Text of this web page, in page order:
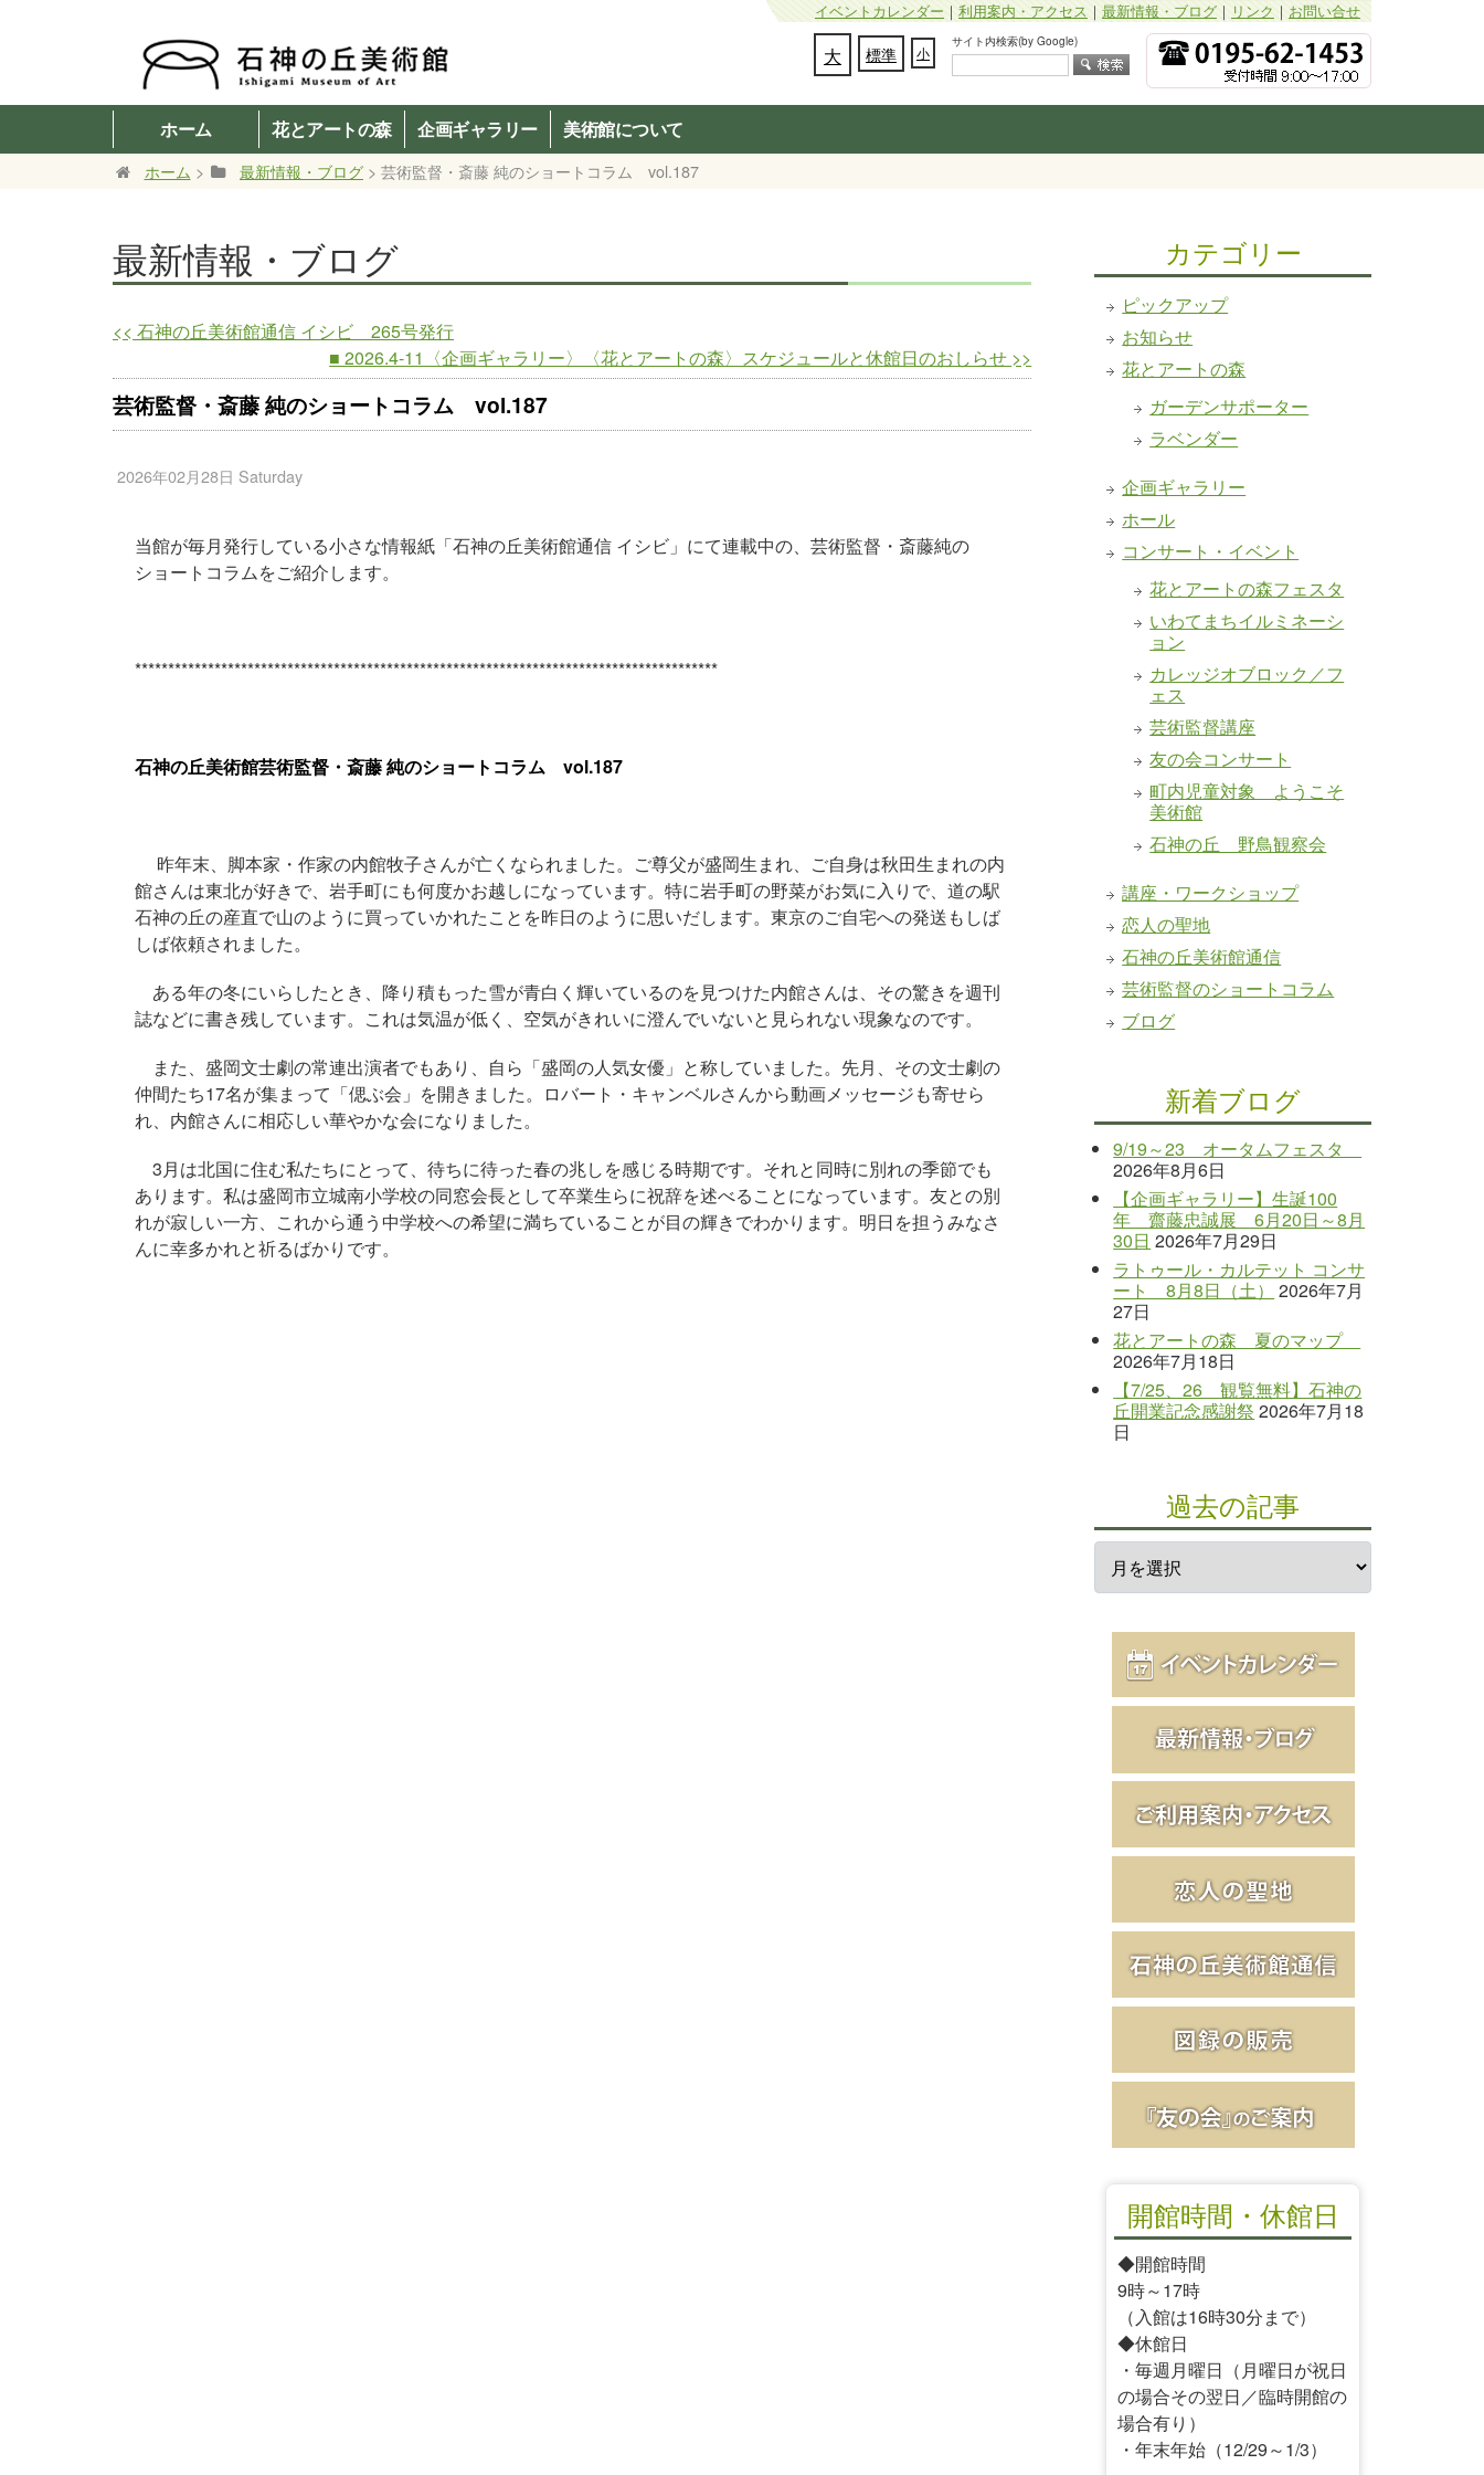
イベントカレンダー｜利用案内・アクセス｜最新情報・ブログ｜リンク｜お問い合せ
サイト内検索(by Google)
大 標準 小
ホーム 花とアートの森 企画ギャラリー 美術館について
ホーム > 最新情報・ブログ > 芸術監督・斎藤 純のショートコラム vol.187
最新情報・ブログ
<< 石神の丘美術館通信 イシビ 265号発行
■ 2026.4-11〈企画ギャラリー〉〈花とアートの森〉スケジュールと休館日のおしらせ >>
芸術監督・斎藤 純のショートコラム vol.187
2026年02月28日 Saturday
当館が毎月発行している小さな情報紙「石神の丘美術館通信 イシビ」にて連載中の、芸術監督・斎藤純の
ショートコラムをご紹介します。
****************************************************************************************
石神の丘美術館芸術監督・斎藤 純のショートコラム vol.187
昨年末、脚本家・作家の内館牧子さんが亡くなられました。ご尊父が盛岡生まれ、ご自身は秋田生まれの内
館さんは東北が好きで、岩手町にも何度かお越しになっています。特に岩手町の野菜がお気に入りで、道の駅
石神の丘の産直で山のように買っていかれたことを昨日のように思いだします。東京のご自宅への発送もしば
しば依頼されました。
ある年の冬にいらしたとき、降り積もった雪が青白く輝いているのを見つけた内館さんは、その驚きを週刊
誌などに書き残しています。これは気温が低く、空気がきれいに澄んでいないと見られない現象なのです。
また、盛岡文士劇の常連出演者でもあり、自ら「盛岡の人気女優」と称していました。先月、その文士劇の
仲間たち17名が集まって「偲ぶ会」を開きました。ロバート・キャンベルさんから動画メッセージも寄せら
れ、内館さんに相応しい華やかな会になりました。
3月は北国に住む私たちにとって、待ちに待った春の兆しを感じる時期です。それと同時に別れの季節でも
あります。私は盛岡市立城南小学校の同窓会長として卒業生らに祝辞を述べることになっています。友との別
れが寂しい一方、これから通う中学校への希望に満ちていることが目の輝きでわかります。明日を担うみなさ
んに幸多かれと祈るばかりです。
カテゴリー
ピックアップ
お知らせ
花とアートの森
ガーデンサポーター
ラベンダー
企画ギャラリー
ホール
コンサート・イベント
花とアートの森フェスタ
いわてまちイルミネーシ
ョン
カレッジオブロック／フ
ェス
芸術監督講座
友の会コンサート
町内児童対象 ようこそ
美術館
石神の丘 野鳥観察会
講座・ワークショップ
恋人の聖地
石神の丘美術館通信
芸術監督のショートコラム
ブログ
新着ブログ
9/19～23 オータムフェスタ
2026年8月6日
【企画ギャラリー】生誕100
年 齋藤忠誠展 6月20日～8月
30日 2026年7月29日
ラトゥール・カルテット コンサ
ート 8月8日（土）
2026年7月
27日
花とアートの森 夏のマップ
2026年7月18日
【7/25、26 観覧無料】石神の
丘開業記念感謝祭 2026年7月18
日
過去の記事
開館時間・休館日
◆開館時間
9時～17時
（入館は16時30分まで）
◆休館日
・毎週月曜日（月曜日が祝日
の場合その翌日／臨時開館の
場合有り）
・年末年始（12/29～1/3）